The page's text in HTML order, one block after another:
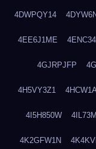
4DWPQY14
4EE6J1ME
4GJRPJFP
4H5VY3Z1
4I5H850W
4K2GFW1N